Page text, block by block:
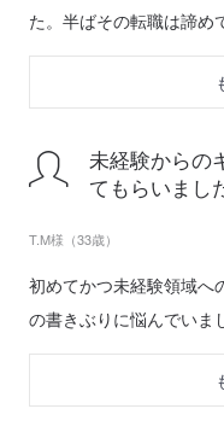
た。半ばその転職は諦め
未経験からの
てもらいまし
T.M様（33歳）
初めてかつ未経験領域へ
の書きぶりに悩んでいま